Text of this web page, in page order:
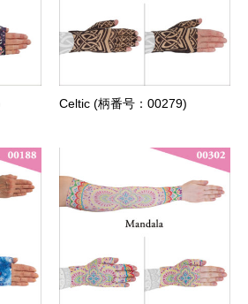
Celtic (柄番号：00279)